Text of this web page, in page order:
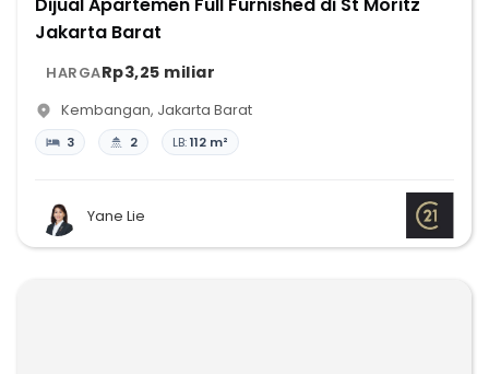
Jakarta Barat
HARGARp3,25 miliar
Kembangan, Jakarta Barat
3 2 LB:112 m²
Yane Lie